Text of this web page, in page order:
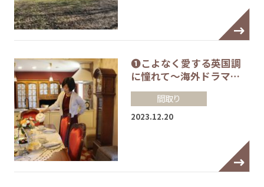
❶こよなく愛する英国調
に憧れて～海外ドラマ…
間取り
2023.12.20